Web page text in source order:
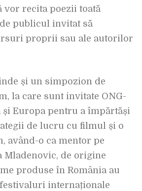
vor recita poezii toată
publicul invitat să
proprii sau ale autorilor
și un simpozion de
la care sunt invitate ONG-
Europa pentru a împărtăși
de lucru cu filmul și o
având-o ca mentor pe
Mladenovic, de origine
produse în România au
internaționale